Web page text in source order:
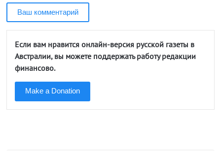
Ваш комментарий
Если вам нравится онлайн-версия русской газеты в
Австралии, вы можете поддержать работу редакции
финансово.
Make a Donation